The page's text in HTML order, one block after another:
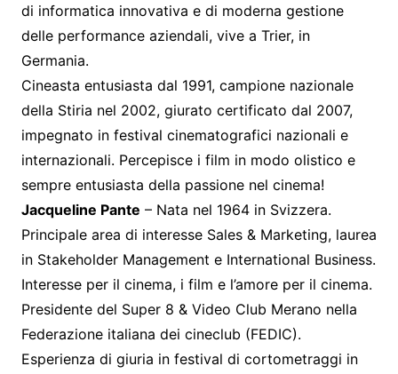
di informatica innovativa e di moderna gestione
delle performance aziendali, vive a Trier, in
Germania.
Cineasta entusiasta dal 1991, campione nazionale
della Stiria nel 2002, giurato certificato dal 2007,
impegnato in festival cinematografici nazionali e
internazionali. Percepisce i film in modo olistico e
sempre entusiasta della passione nel cinema!
Jacqueline Pante – Nata nel 1964 in Svizzera.
Principale area di interesse Sales & Marketing, laurea
in Stakeholder Management e International Business.
Interesse per il cinema, i film e l’amore per il cinema.
Presidente del Super 8 & Video Club Merano nella
Federazione italiana dei cineclub (FEDIC).
Esperienza di giuria in festival di cortometraggi in